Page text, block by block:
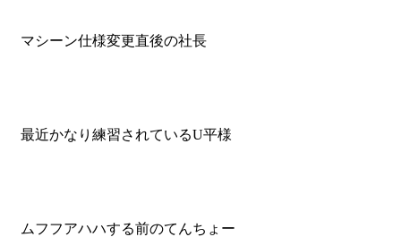
マシーン仕様変更直後の社長
最近かなり練習されているU平様
ムフフアハハする前のてんちょー